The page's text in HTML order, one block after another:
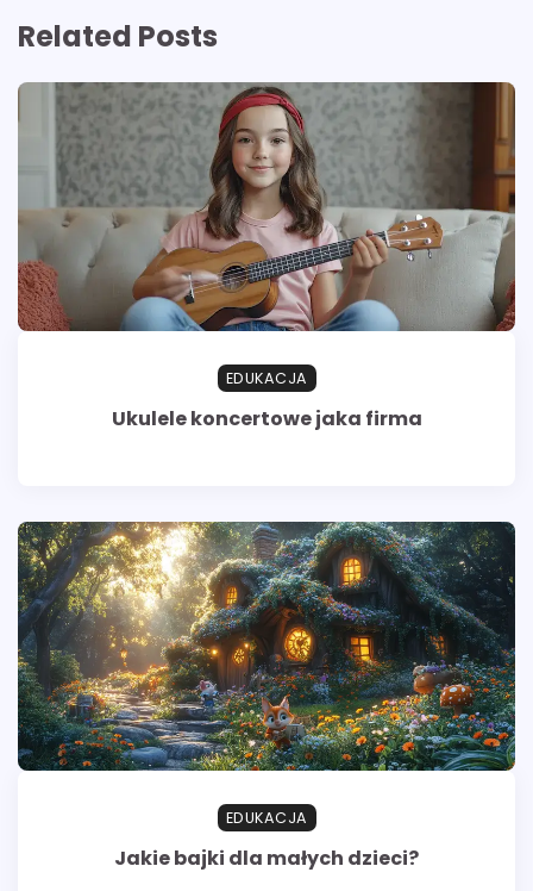
Related Posts
EDUKACJA
Ukulele koncertowe jaka firma
EDUKACJA
Jakie bajki dla małych dzieci?